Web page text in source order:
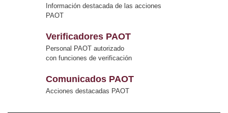
Información destacada de las acciones
PAOT
Verificadores PAOT
Personal PAOT autorizado
con funciones de verificación
Comunicados PAOT
Acciones destacadas PAOT